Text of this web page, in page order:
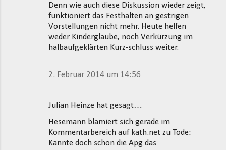
Denn wie auch diese Diskussion wieder zeigt,
funktioniert das Festhalten an gestrigen
Vorstellungen nicht mehr. Heute helfen
weder Kinderglaube, noch Verkürzung im
halbaufgeklärten Kurz-schluss weiter.
2. Februar 2014 um 14:56
Julian Heinze hat gesagt…
Hesemann blamiert sich gerade im
Kommentarbereich auf kath.net zu Tode:
Kannte doch schon die Apg das